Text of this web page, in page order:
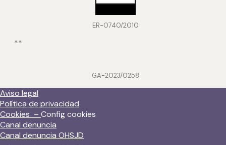
ER-0740/2010
**
GA-2023/0258
Aviso legal
Política de privacidad
Cookies – Config cookies
Canal denuncia
Canal denuncia OHSJD